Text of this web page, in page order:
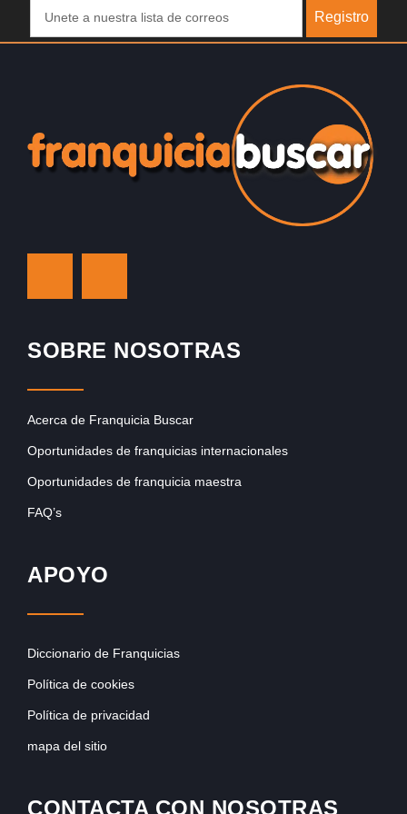
Registro
SOBRE NOSOTRAS
Acerca de Franquicia Buscar
Oportunidades de franquicias internacionales
Oportunidades de franquicia maestra
FAQ’s
APOYO
Diccionario de Franquicias
Política de cookies
Política de privacidad
mapa del sitio
CONTACTA CON NOSOTRAS